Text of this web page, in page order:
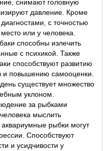
снимают головную
давление. Кроме
с точностью
или у человека.
способны излечить
с психикой. Также
способствуют развитию
и повышению самооценки.
существует множество
уклоном.
за рыбками
мыслить
аквариумные рыбки могут
Способствуют
и усидчивости у